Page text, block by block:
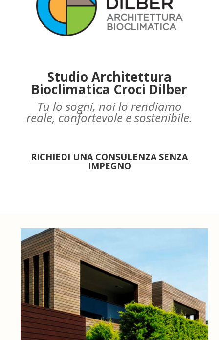
Studio Architettura
Bioclimatica Croci Dilber
Tu lo sogni, noi lo rendiamo
reale, confortevole e sostenibile.
RICHIEDI UNA CONSULENZA SENZA
IMPEGNO